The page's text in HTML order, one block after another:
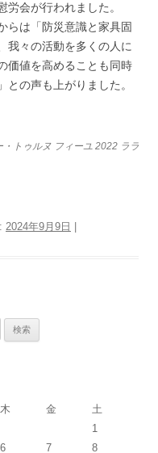
会が行われました。
らは「防災意識と家具固
我々の活動を多くの人に
価値を高めることも同時
の声も上がりました。
トゥルヌ フィーユ 2022 ララ
2024年9月9日
木 金
土
1
6 7 8